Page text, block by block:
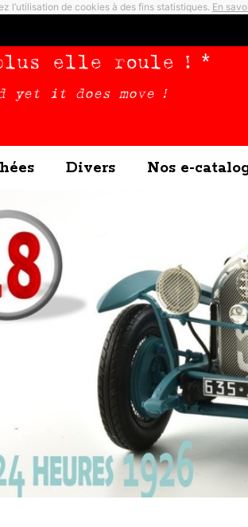
l’utilisation de cookies à des fins statistiques. En
Divers Nos e-
elle roule ! *
yet it does move !